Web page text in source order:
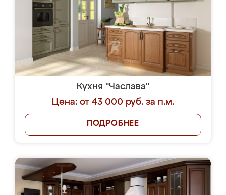
Кухня "Часлава"
Цена: от 43 000 руб. за п.м.
ПОДРОБНЕЕ